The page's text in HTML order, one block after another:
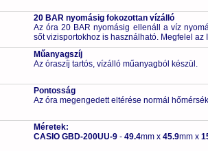
20 BAR nyomásig fokozottan vízálló
Az óra 20 BAR nyomásig ellenáll a víz
sőt vizisportokhoz is használható. Megfelel
Műanyagszíj
Az óraszíj tartós, vízálló műanyagból készül.
Pontosság
Az óra megengedett eltérése normál
Méretek:
CASIO GBD-200UU-9- 49.4mm x 45.9mm x